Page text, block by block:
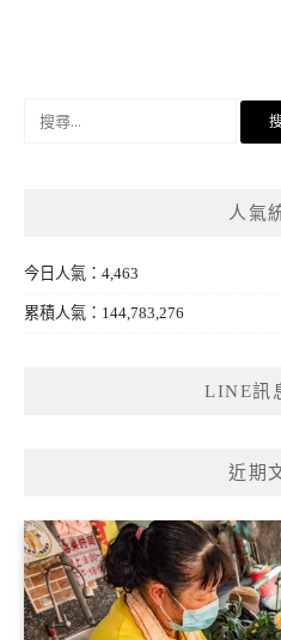
人氣
今日人氣：4,463
累積人氣：144,783,276
LINE訊
近期